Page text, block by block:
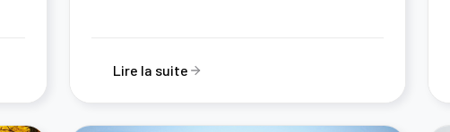
Lire la suite